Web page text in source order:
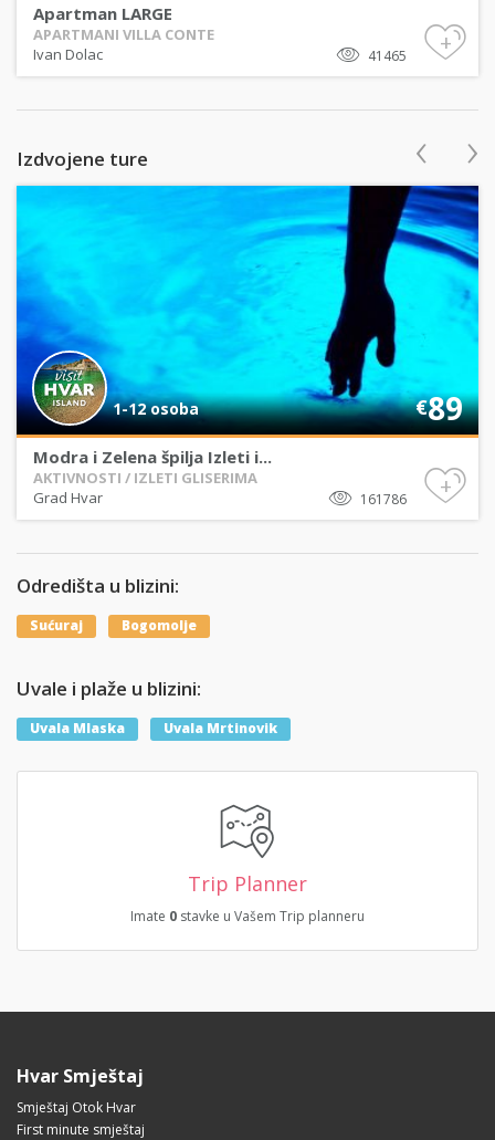
Apartman LARGE
APARTMANI VILLA CONTE
41465
Ivan Dolac +
Izdvojene ture
1-12 osoba €89
Modra i Zelena špilja Izleti i...
AKTIVNOSTI / IZLETI GLISERIMA
161786
Grad Hvar +
‹ ›
Odredišta u blizini:
Sućuraj Bogomolje
Uvale i plaže u blizini:
Uvala Mlaska Uvala Mrtinovik
Trip Planner
Imate 0 stavke u Vašem Trip planneru
Hvar Smještaj
Smještaj Otok Hvar
First minute smještaj